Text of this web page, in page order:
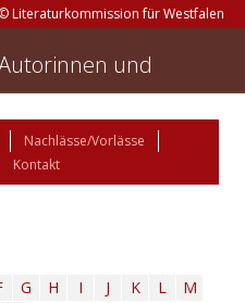
© Literaturkommission für Westfalen
und
Nachlässe/Vorlässe
Kontakt
G H I J K L
M